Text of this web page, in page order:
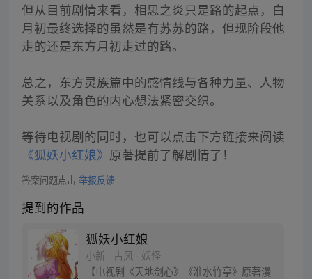
但从目前剧情来看，相思之炎只是路的起点，白
月初最终选择的虽然是有苏苏的路，但现阶段他
走的还是东方月初走过的路。
总之，东方灵族篇中的感情线与各种力量、人物
关系以及角色的内心想法紧密交织。
等待电视剧的同时，也可以点击下方链接来阅读
《狐妖小红娘》 原著提前了解剧情了！
答案问题点击 举报反馈
提到的作品
狐妖小红娘
小新 · 古风 · 妖怪
【电视剧《天地剑心》《淮水竹亭》原著漫